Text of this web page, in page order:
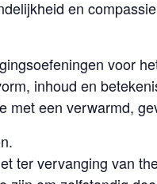
en
voor
inhoud en
met een verwarmd,
ter vervanging van